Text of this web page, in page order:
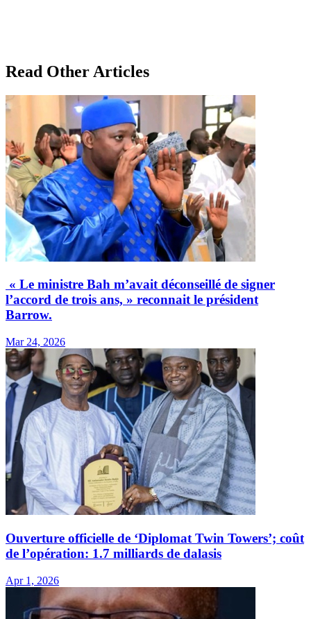
Read Other Articles
« Le ministre Bah m’avait déconseillé de signer
l’accord de trois ans, » reconnait le président
Barrow.
Mar 24, 2026
Ouverture officielle de ‘Diplomat Twin Towers’; coût
de l’opération: 1.7 milliards de dalasis
Apr 1, 2026